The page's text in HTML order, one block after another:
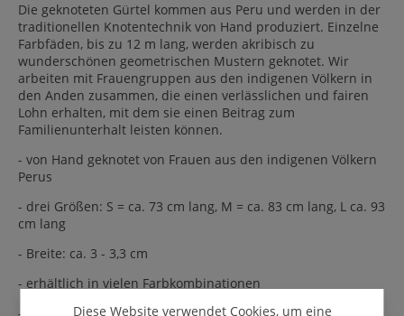
Die geknoteten Gürtel kommen aus Peru und werden in der
traditionellen Knotentechnik von Hand produziert. Einzelne
Farbfäden, bis zu 12 m lang, werden akribisch zu
wunderschönen geometrischen Mustern geknotet. Wir
arbeiten mit Frauengruppen aus den indigenen Völkern in
den Anden zusammen, die einen verlässlichen und fairen
Lohn erhalten, mit dem sie einen Beitrag zum
Familienunterhalt leisten können.
- von Hand geknotet von Frauen aus den indigenen Völkern
Perus
- drei Größen: S = ca. 73 cm lang, M = ca. 83 cm lang, L ca. 93
cm lang
- Breite: ca. 3 - 3,3 cm
- erhältlich in vielen Farbkombinationen
Diese Website verwendet Cookies, um eine